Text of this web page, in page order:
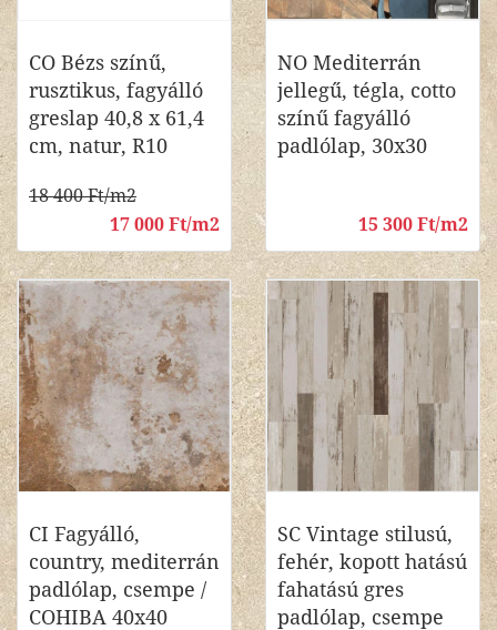
CO Bézs színű,
rusztikus, fagyálló
greslap 40,8 x 61,4
cm, natur, R10
18 400 Ft/m2
17 000 Ft/m2
NO Mediterrán
jellegű, tégla, cotto
színű fagyálló
padlólap, 30x30
15 300 Ft/m2
CI Fagyálló,
country, mediterrán
padlólap, csempe /
COHIBA 40x40
SC Vintage stilusú,
fehér, kopott hatású
fahatású gres
padlólap, csempe